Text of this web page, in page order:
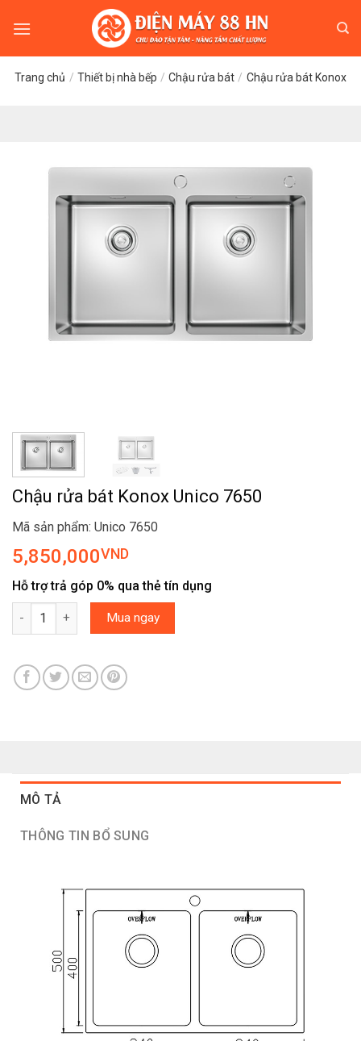
Trang chủ / Thiết bị nhà bếp / Chậu rửa bát / Chậu rửa bát Konox
Chậu rửa bát Konox Unico 7650
Mã sản phẩm: Unico 7650
5,850,000VND
Hỗ trợ trả góp 0% qua thẻ tín dụng
Chậu rửa bát Konox Unico 7650 số lượng
Mua ngay
MÔ TẢ
THÔNG TIN BỔ SUNG